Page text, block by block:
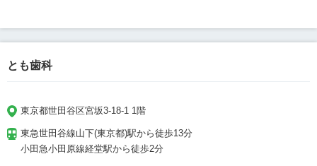
とも歯科
東京都世田谷区宮坂3-18-1 1階
東急世田谷線山下(東京都)駅から徒歩13分
小田急小田原線経堂駅から徒歩2分